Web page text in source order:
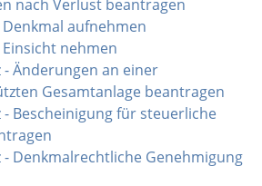
nach Verlust beantragen
aufnehmen
nehmen
Änderungen an einer
Gesamtanlage beantragen
Bescheinigung für steuerliche
Denkmalrechtliche Genehmigung